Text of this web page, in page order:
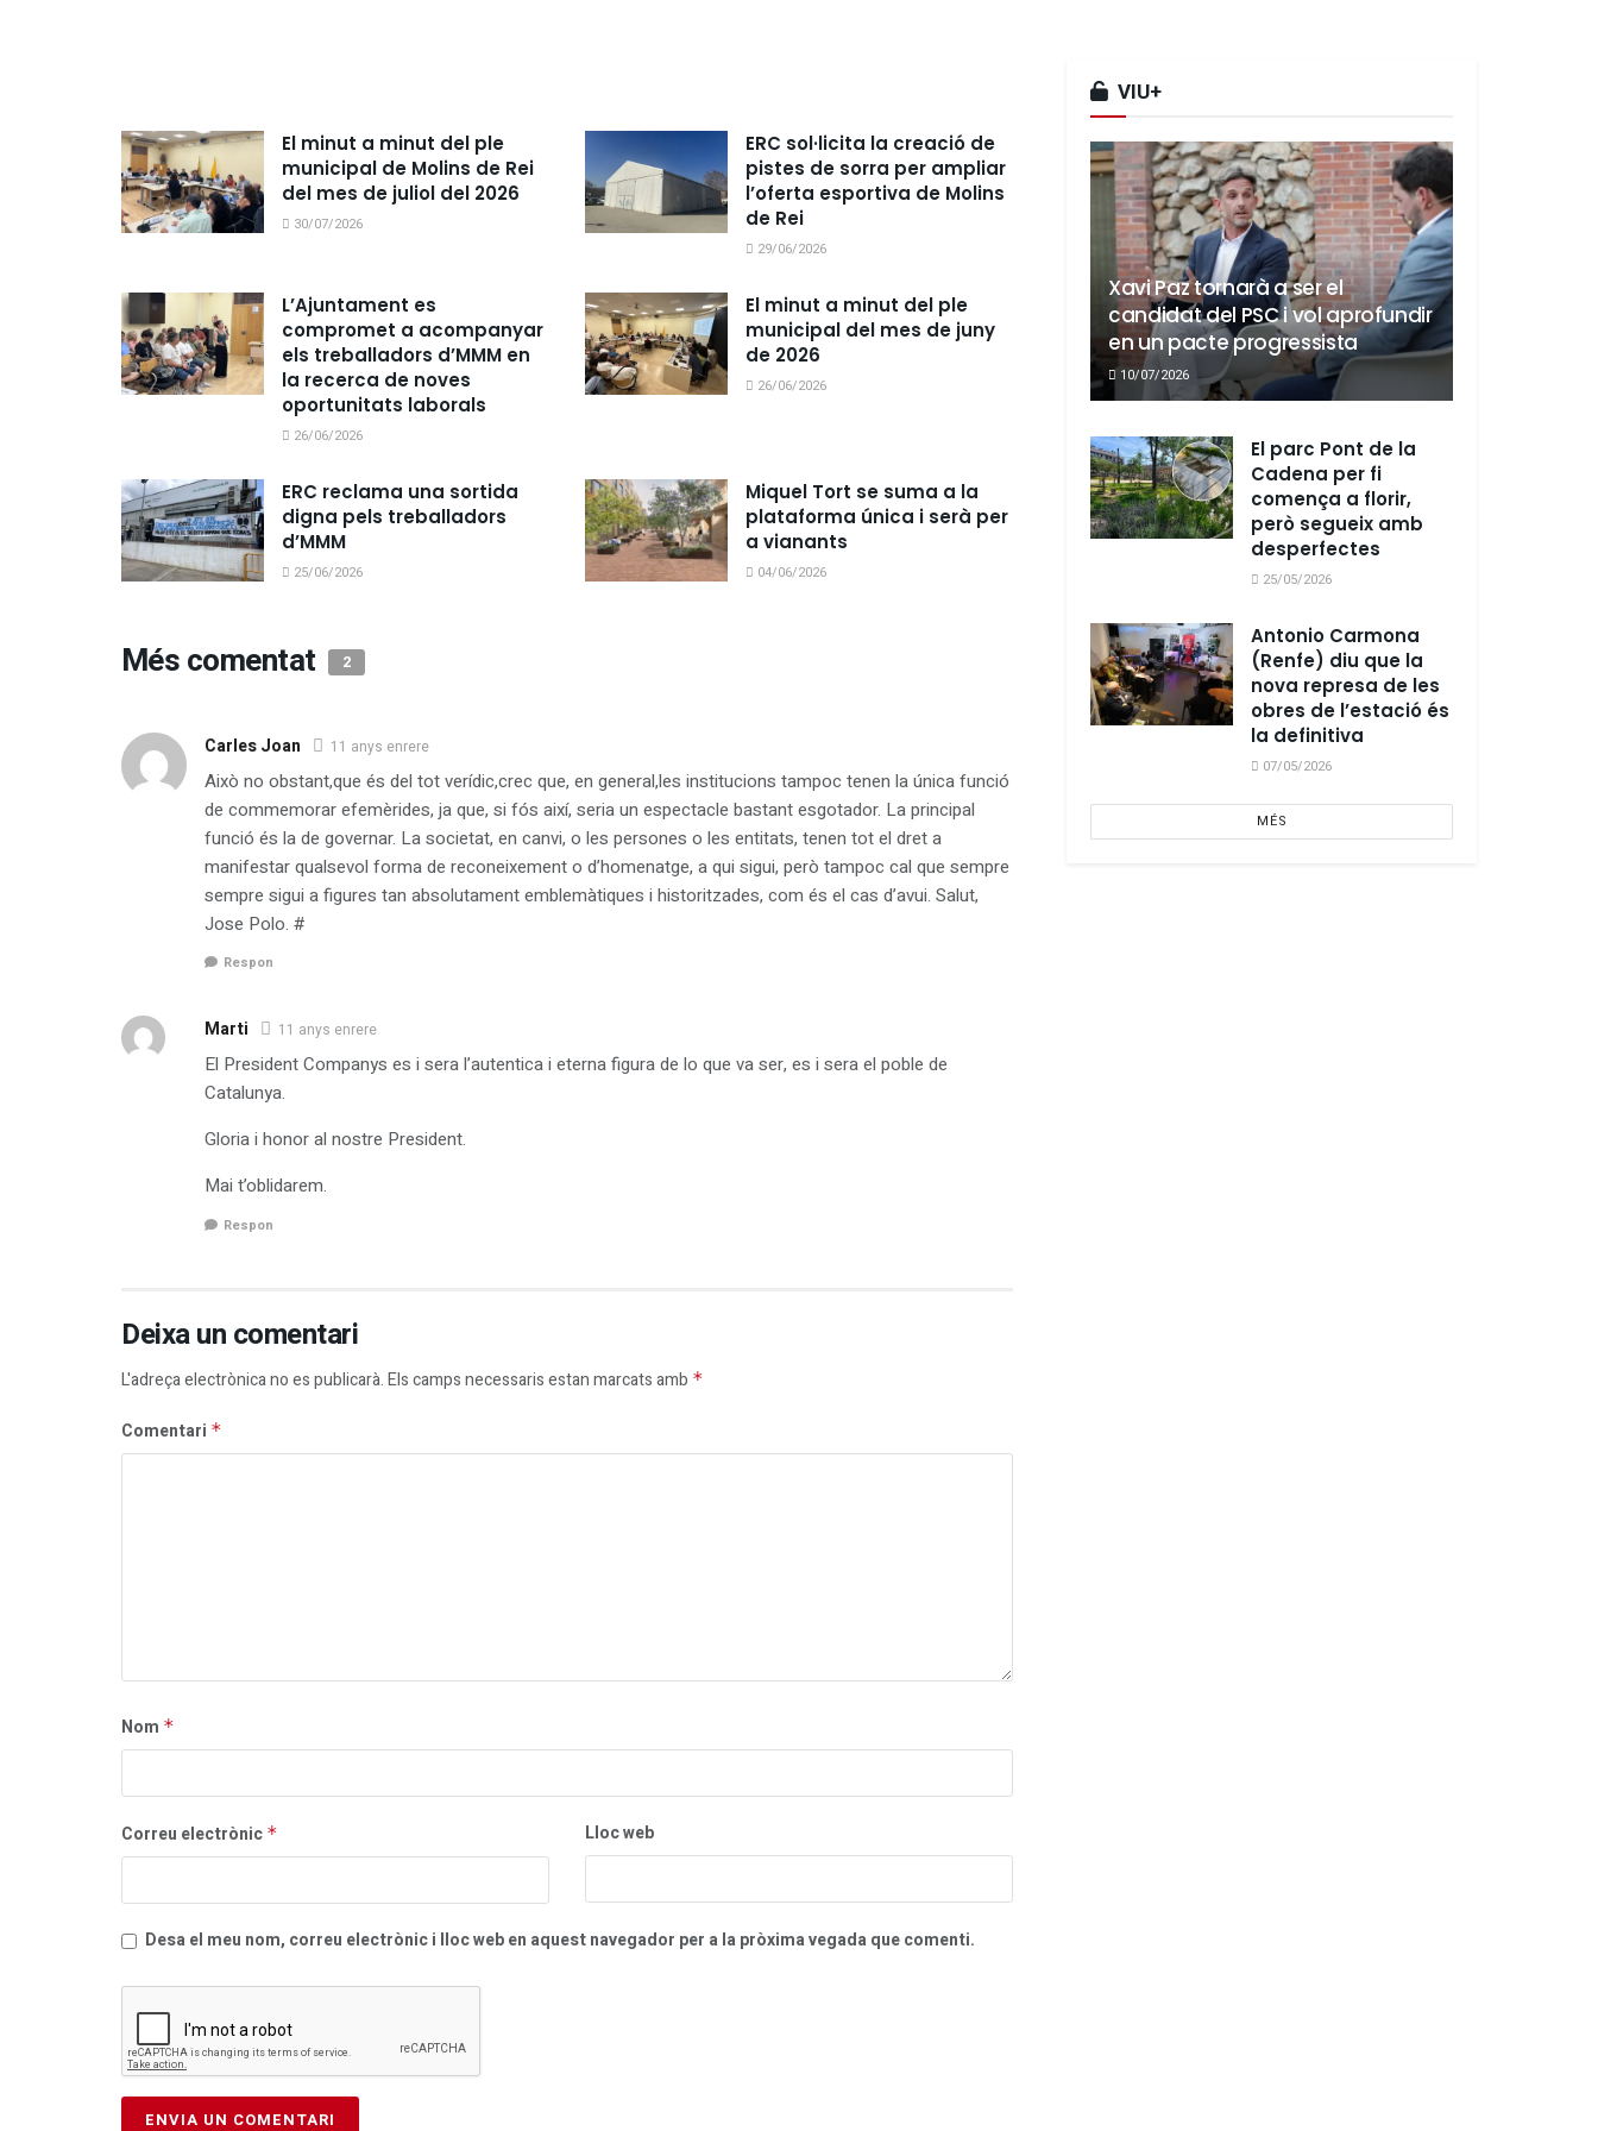
El minut a minut del ple
municipal de Molins de Rei
del mes de juliol del 2026
30/07/2026
ERC sol·licita la creació de
pistes de sorra per ampliar
l’oferta esportiva de Molins
de Rei
29/06/2026
L’Ajuntament es
compromet a acompanyar
els treballadors d’MMM en
la recerca de noves
oportunitats laborals
26/06/2026
El minut a minut del ple
municipal del mes de juny
de 2026
26/06/2026
ERC reclama una sortida
digna pels treballadors
d’MMM
25/06/2026
Miquel Tort se suma a la
plataforma única i serà per
a vianants
04/06/2026
Més comentat 2
Carles Joan 11 anys enrere
Això no obstant,que és del tot verídic,crec que, en general,les institucions tampoc tenen la única funció
de commemorar efemèrides, ja que, si fós així, seria un espectacle bastant esgotador. La principal
funció és la de governar. La societat, en canvi, o les persones o les entitats, tenen tot el dret a
manifestar qualsevol forma de reconeixement o d’homenatge, a qui sigui, però tampoc cal que sempre
sempre sigui a figures tan absolutament emblemàtiques i historitzades, com és el cas d’avui. Salut,
Jose Polo. #
Respon
Marti 11 anys enrere
El President Companys es i sera l’autentica i eterna figura de lo que va ser, es i sera el poble de
Catalunya.
Gloria i honor al nostre President.
Mai t’oblidarem.
Respon
Deixa un comentari
L'adreça electrònica no es publicarà.Els camps necessaris estan marcats amb *
Comentari *
Nom *
Correu electrònic * Lloc web
Desa el meu nom, correu electrònic i lloc web en aquest navegador per a la pròxima vegada que comenti.
VIU+
Xavi Paz tornarà a ser el
candidat del PSC i vol aprofundir
en un pacte progressista
10/07/2026
El parc Pont de la
Cadena per fi
comença a florir,
però segueix amb
desperfectes
25/05/2026
Antonio Carmona
(Renfe) diu que la
nova represa de les
obres de l’estació és
la definitiva
07/05/2026
MÉS